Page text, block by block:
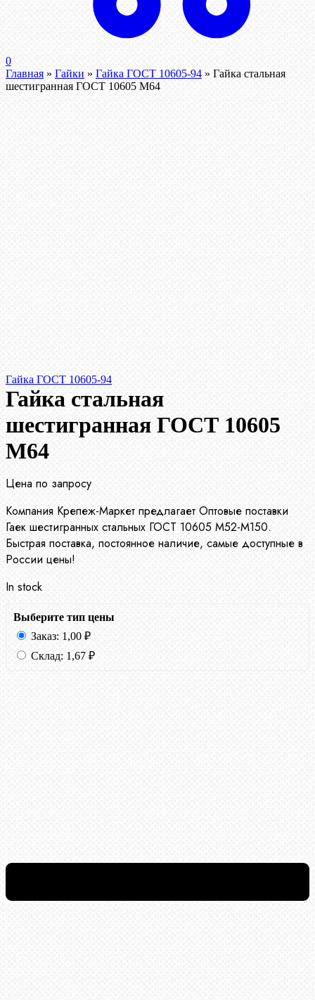
0
Главная » Гайки » Гайка ГОСТ 10605-94 » Гайка стальная
шестигранная ГОСТ 10605 М64
Гайка ГОСТ 10605-94
Гайка стальная
шестигранная ГОСТ 10605
М64
Цена по запросу
Компания Крепеж-Маркет предлагает Оптовые поставки
Гаек шестигранных стальных ГОСТ 10605 М52-М150.
Быстрая поставка, постоянное наличие, самые доступные в
России цены!
In stock
Выберите тип цены
Заказ: 1,00 ₽
Склад: 1,67 ₽